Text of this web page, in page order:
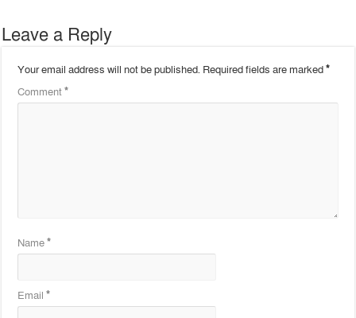
Leave a Reply
Your email address will not be published. Required fields are marked*
Comment*
Name*
Email*